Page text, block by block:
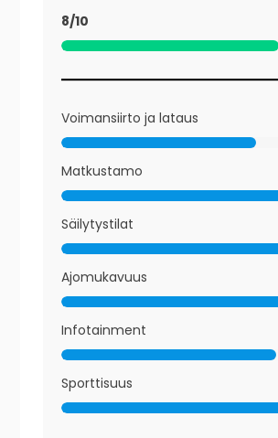
8/10
Voimansiirto ja lataus
Matkustamo
Säilytystilat
Ajomukavuus
Infotainment
Sporttisuus